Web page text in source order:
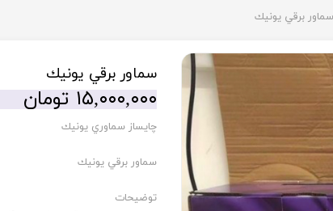
نوشیدنی
سرخ کن
زودپر
توستر
سماور برقي يونيك
سماور برقي يونيك
۱۵,۰۰۰,۰۰۰ تومان
چايساز سماوري يونيك
سماور برقي يونيك
توضیحات